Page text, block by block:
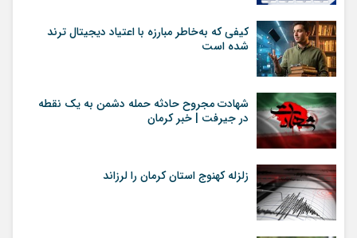
کیفی که به‌خاطر مبارزه با اعتیاد دیجیتال ترند
شده است
شهادت مجروح حادثه حمله دشمن به یک نقطه
در جیرفت | خبر کرمان
زلزله کهنوج استان کرمان را لرزاند